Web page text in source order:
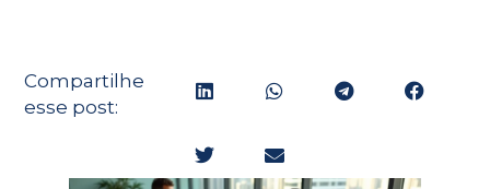
Compartilhe
esse post: